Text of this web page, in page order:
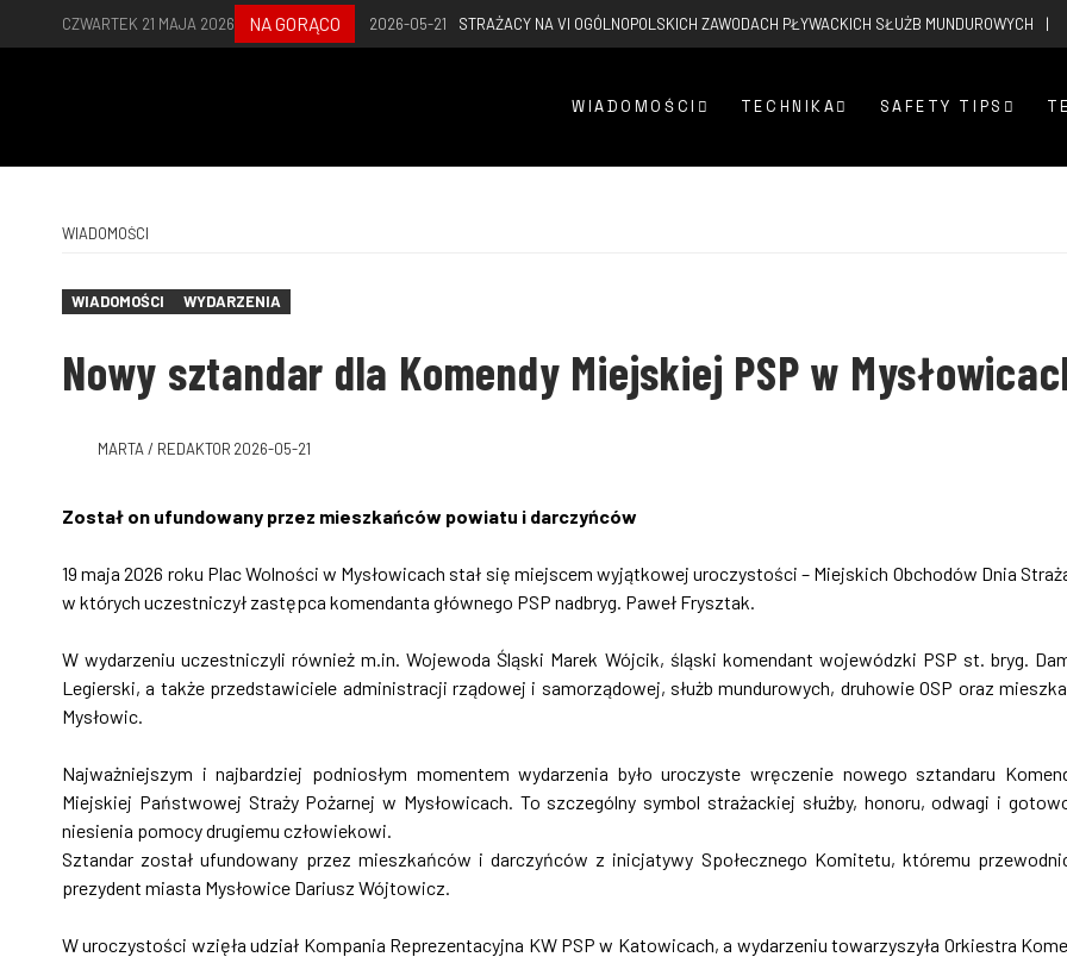
CZWARTEK 21 MAJA 2026 NA GORĄCO 2026-05-21 STRAŻACY NA VI OGÓLNOPOLSKICH ZAWODACH PŁYWACKICH SŁUŻB MUNDUROWYCH
WIADOMOŚCI TECHNIKA SAFETY TIPS
WIADOMOŚCI
WIADOMOŚCI WYDARZENIA
Nowy sztandar dla Komendy Miejskiej PSP w
MARTA / REDAKTOR 2026-05-21
Został on ufundowany przez mieszkańców powiatu i darczyńców
19 maja 2026 roku Plac Wolności w Mysłowicach stał się miejscem wyjątkowej uroczystości – Miejskich Obchodów Dnia
w których uczestniczył zastępca komendanta głównego PSP nadbryg. Paweł Frysztak.
W wydarzeniu uczestniczyli również m.in. Wojewoda Śląski Marek Wójcik, śląski komendant wojewódzki PSP st. bryg.
Legierski, a także przedstawiciele administracji rządowej i samorządowej, służb mundurowych, druhowie OSP oraz
Mysłowic.
Najważniejszym i najbardziej podniosłym momentem wydarzenia było uroczyste wręczenie nowego sztandaru
Miejskiej Państwowej Straży Pożarnej w Mysłowicach. To szczególny symbol strażackiej służby, honoru, odwagi i
niesienia pomocy drugiemu człowiekowi.
Sztandar został ufundowany przez mieszkańców i darczyńców z inicjatywy Społecznego Komitetu, któremu
prezydent miasta Mysłowice Dariusz Wójtowicz.
W uroczystości wzięła udział Kompania Reprezentacyjna KW PSP w Katowicach, a wydarzeniu towarzyszyła Orkiestra